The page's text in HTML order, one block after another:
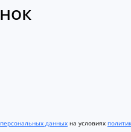
данных на условиях